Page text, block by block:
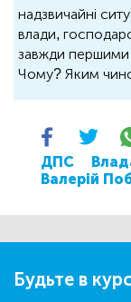
надзвичайні
влади,
завжди
Чому? Яким
ДПС
Валерій
Будьте в